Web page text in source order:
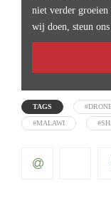
niet verder groeien
wij doen, steun
TAGS
#MALAWI